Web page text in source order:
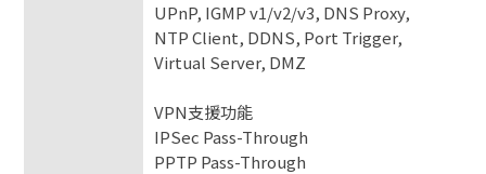
UPnP, IGMP v1/v2/v3, DNS Proxy,
NTP Client, DDNS, Port Trigger,
Virtual Server, DMZ
VPN支援功能
IPSec Pass-Through
PPTP Pass-Through